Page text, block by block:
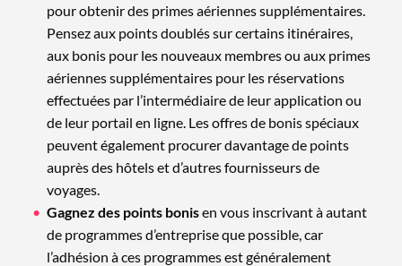
pour obtenir des primes aériennes supplémentaires.
Pensez aux points doublés sur certains itinéraires,
aux bonis pour les nouveaux membres ou aux primes
aériennes supplémentaires pour les réservations
effectuées par l’intermédiaire de leur application ou
de leur portail en ligne. Les offres de bonis spéciaux
peuvent également procurer davantage de points
auprès des hôtels et d’autres fournisseurs de
voyages.
Gagnez des points bonisen vous inscrivant à autant
de programmes d’entreprise que possible, car
l’adhésion à ces programmes est généralement